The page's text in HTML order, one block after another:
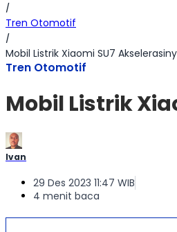
/
Tren Otomotif
/
Mobil Listrik Xiaomi SU7
Tren Otomotif
Mobil Listrik
Ivan
29 Des 2023 11:47 WIB
4 menit baca